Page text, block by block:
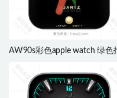
AW90s彩色apple watch 绿色